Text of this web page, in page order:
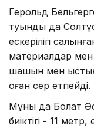
Герольд
туынды да
ескеріліп
материалдар
шашын мен
оған әсер етпейді.
Мұны да Болат
биіктігі - 11